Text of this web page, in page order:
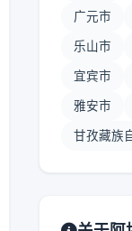
广元市
乐山市
宜宾市
雅安市
甘孜藏族